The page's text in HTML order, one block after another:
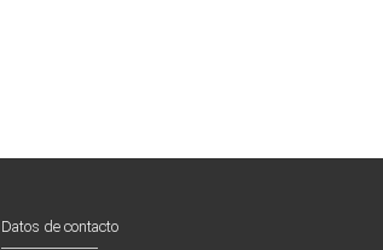
Datos de contacto